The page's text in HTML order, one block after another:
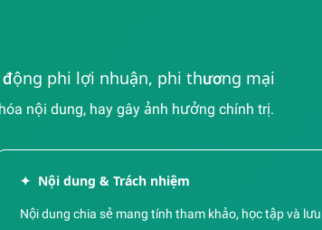
phi lợi nhuận, phi thương mại
nội dung, hay gây ảnh hưởng chính trị.
✦ Nội dung & Trách nhiệm
Nội dung chia sẻ mang tính tham khảo, học tập và